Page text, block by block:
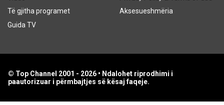
Të gjitha programet
Guida TV
Aksesueshmëria
© Top Channel 2001 - 2026 • Ndalohet riprodhimi i
paautorizuar i përmbajtjes së kësaj faqeje.